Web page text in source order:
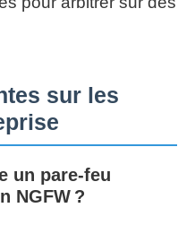
sur les
un pare-feu
NGFW ?